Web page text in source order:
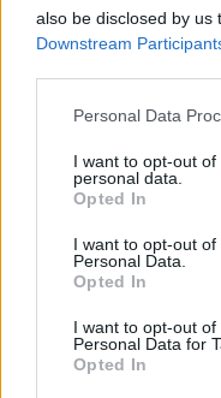
also be disclosed by us
Downstream
Personal Data
I want to opt-out
personal data.
Opted In
I want to opt-out
Personal Data.
Opted In
I want to opt-out
Personal Data for
Opted In
Komentarai
Rašyti
Jūsų vardas
Komentaras